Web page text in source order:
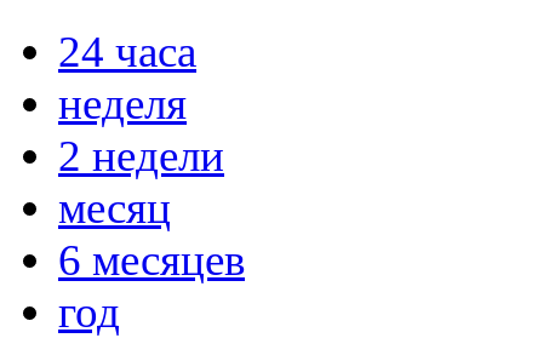
24 часа
неделя
2 недели
месяц
6 месяцев
год